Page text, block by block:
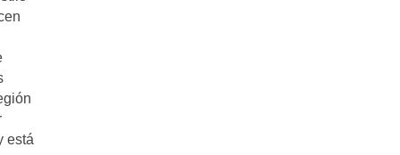
está